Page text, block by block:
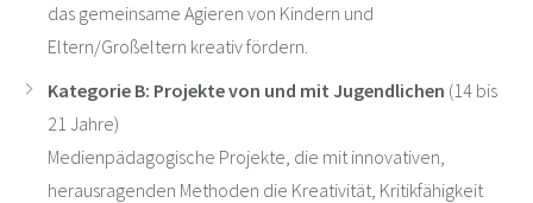
das gemeinsame Agieren von Kindern und
Eltern/Großeltern kreativ fördern.
Kategorie B: Projekte von und mit Jugendlichen (14 bis
21 Jahre)
Medienpädagogische Projekte, die mit innovativen,
herausragenden Methoden die Kreativität, Kritikfähigkeit